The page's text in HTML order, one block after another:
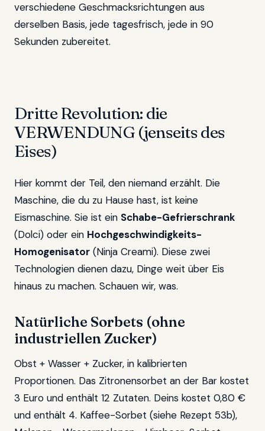
verschiedene Geschmacksrichtungen aus
derselben Basis, jede tagesfrisch, jede in 90
Sekunden zubereitet.
Dritte Revolution: die
VERWENDUNG (jenseits des
Eises)
Hier kommt der Teil, den niemand erzählt. Die
Maschine, die du zu Hause hast, ist keine
Eismaschine. Sie ist ein Schabe-Gefrierschrank
(Dolci) oder ein Hochgeschwindigkeits-
Homogenisator (Ninja Creami). Diese zwei
Technologien dienen dazu, Dinge weit über Eis
hinaus zu machen. Schauen wir, was.
Natürliche Sorbets (ohne
industriellen Zucker)
Obst + Wasser + Zucker, in kalibrierten
Proportionen. Das Zitronensorbet an der Bar kostet
3 Euro und enthält 12 Zutaten. Deins kostet 0,80 €
und enthält 4. Kaffee-Sorbet (siehe Rezept 53b),